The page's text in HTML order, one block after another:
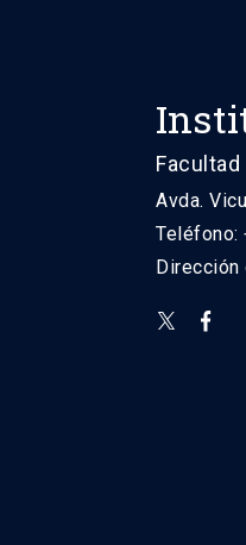
Avda.
Teléfono:
Dirección